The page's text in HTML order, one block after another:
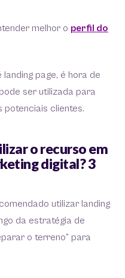
melhor o perfil do
page, é hora de
ser utilizada para
clientes.
o recurso em
digital? 3
utilizar landing
da estratégia de
o terreno” para